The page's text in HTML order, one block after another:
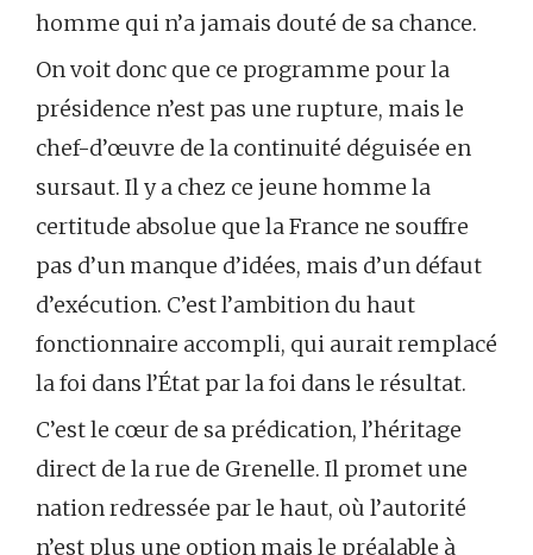
homme qui n’a jamais douté de sa chance.
On voit donc que ce programme pour la
présidence n’est pas une rupture, mais le
chef-d’œuvre de la continuité déguisée en
sursaut. Il y a chez ce jeune homme la
certitude absolue que la France ne souffre
pas d’un manque d’idées, mais d’un défaut
d’exécution. C’est l’ambition du haut
fonctionnaire accompli, qui aurait remplacé
la foi dans l’État par la foi dans le résultat.
C’est le cœur de sa prédication, l’héritage
direct de la rue de Grenelle. Il promet une
nation redressée par le haut, où l’autorité
n’est plus une option mais le préalable à